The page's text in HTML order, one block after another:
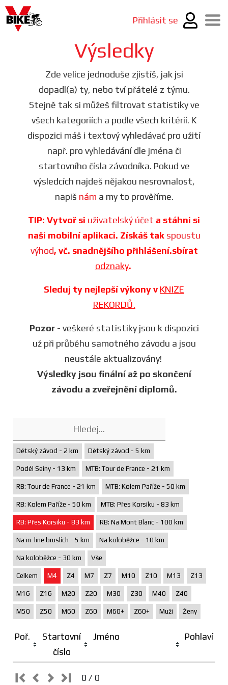
Přihlásit se
Výsledky
Zde velice jednoduše zjistíš, jak jsi
dopadl(a) ty, nebo tví přátelé z týmu.
Stejně tak si můžeš filtrovat statistiky ve
všech kategoriích a podle všech kritérií. K
dispozici máš i textový vyhledávač pro užití
např. pro vyhledávání dle jména či
startovního čísla závodníka. Pokud ve
výsledcích najdeš nějakou nesrovnalost,
napiš nám a my to prověříme.
TIP: Vytvoř si uživatelský účet a stáhni si
naši mobilní aplikaci. Získáš tak spoustu
výhod, vč. snadnějšího přihlášení.sbírat
odznaky.
Sleduj ty nejlepší výkony v KNIZE
REKORDŮ.
Pozor- veškeré statistiky jsou k dispozici
už při průběhu samotného závodu a jsou
neustále aktualizovány!
Výsledky jsou finální až po skončení
závodu a zveřejnění diplomů.
Dětský závod - 2 km Dětský závod - 5 km
Podél Seiny - 13 km MTB: Tour de France - 21 km
RB: Tour de France - 21 km MTB: Kolem Paříže - 50 km
RB: Kolem Paříže - 50 km MTB: Přes Korsiku - 83 km
RB: Přes Korsiku - 83 km RB: Na Mont Blanc - 100 km
Na in-line bruslích - 5 km Na koloběžce - 10 km
Na koloběžce - 30 km Vše
Celkem M4 Z4 M7 Z7 M10 Z10 M13 Z13
M16 Z16 M20 Z20 M30 Z30 M40 Z40
M50 Z50 M60 Z60 M60+ Z60+ Muži Ženy
Poř.
Startovní
číslo
Jméno Pohlaví
0 / 0